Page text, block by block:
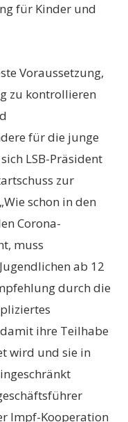
für Kinder und
Voraussetzung,
zu kontrollieren
für die junge
LSB-Präsident
zur
schon in den
Corona-
muss
ab 12
durch die
ihre Teilhabe
wird und sie in
Impf-Kooperation